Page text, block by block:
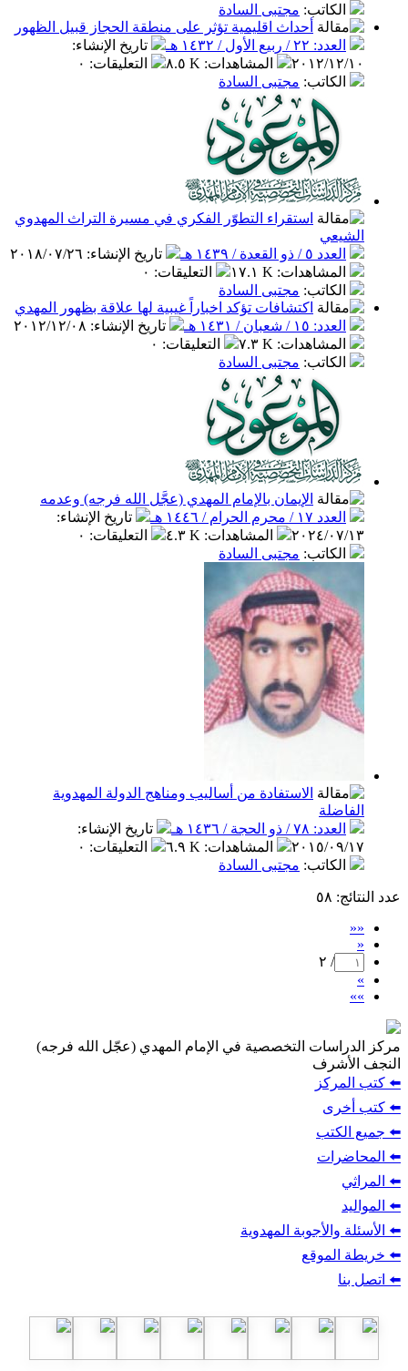
الكاتب: مجتبى السادة
أحداث اقليمية تؤثر على منطقة الحجاز قبيل الظهور
العدد: ٢٢ / ربيع الأول / ١٤٣٢ هـ
تاريخ الإنشاء:
٢٠١٢/١٢/١٠
المشاهدات: ٨.٥ K التعليقات: ٠
الكاتب: مجتبى السادة
استقراء التطوّر الفكري في مسيرة التراث المهدوي
الشيعي
العدد ٥ / ذو القعدة / ١٤٣٩ هـ
تاريخ الإنشاء: ٢٠١٨/٠٧/٢٦
المشاهدات: ١٧.١ K التعليقات: ٠
الكاتب: مجتبى السادة
اكتشافات تؤكد اخباراً غيبية لها علاقة بظهور المهدي
العدد: ١٥ / شعبان / ١٤٣١ هـ
تاريخ الإنشاء: ٢٠١٢/١٢/٠٨
المشاهدات: ٧.٣ K التعليقات: ٠
الكاتب: مجتبى السادة
الإيمان بالإمام المهدي (عجَّل الله فرجه) وعدمه
العدد ١٧ / محرم الحرام / ١٤٤٦ هـ
تاريخ الإنشاء:
٢٠٢٤/٠٧/١٣
المشاهدات: ٤.٣ K التعليقات: ٠
الكاتب: مجتبى السادة
الاستفادة من أساليب ومناهج الدولة المهدوية
الفاضلة
العدد: ٧٨ / ذو الحجة / ١٤٣٦ هـ
تاريخ الإنشاء:
٢٠١٥/٠٩/١٧
المشاهدات: ٦.٩ K التعليقات: ٠
الكاتب: مجتبى السادة
عدد النتائج: ٥٨
««
«
/ ٢
»
»»
مركز الدراسات التخصصية في الإمام المهدي (عجّل الله فرجه)
النجف الأشرف
⬅️ كتب المركز
⬅️ كتب أخرى
⬅️ جميع الكتب
⬅️ المحاضرات
⬅️ المراثي
⬅️ المواليد
⬅️ الأسئلة والأجوبة المهدوية
⬅️ خريطة الموقع
⬅️ اتصل بنا